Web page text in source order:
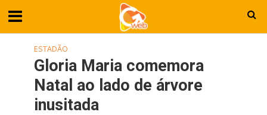
ESTADÃO
Gloria Maria comemora
Natal ao lado de árvore
inusitada